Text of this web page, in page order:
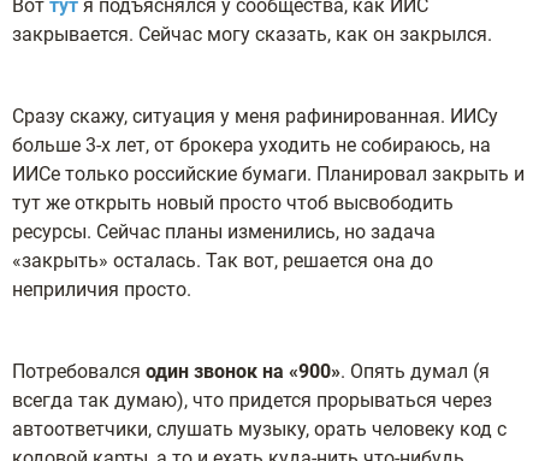
Вот тут я подъяснялся у сообщества, как ИИС
закрывается. Сейчас могу сказать, как он закрылся.
Сразу скажу, ситуация у меня рафинированная. ИИСу
больше 3-х лет, от брокера уходить не собираюсь, на
ИИСе только российские бумаги. Планировал закрыть и
тут же открыть новый просто чтоб высвободить
ресурсы. Сейчас планы изменились, но задача
«закрыть» осталась. Так вот, решается она до
неприличия просто.
Потребовался один звонок на «900». Опять думал (я
всегда так думаю), что придется прорываться через
автоответчики, слушать музыку, орать человеку код с